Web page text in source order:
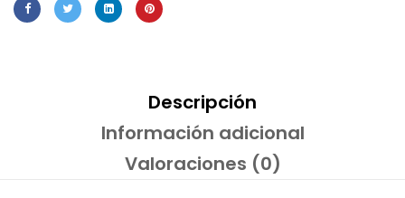
Descripción
Información adicional
Valoraciones (0)